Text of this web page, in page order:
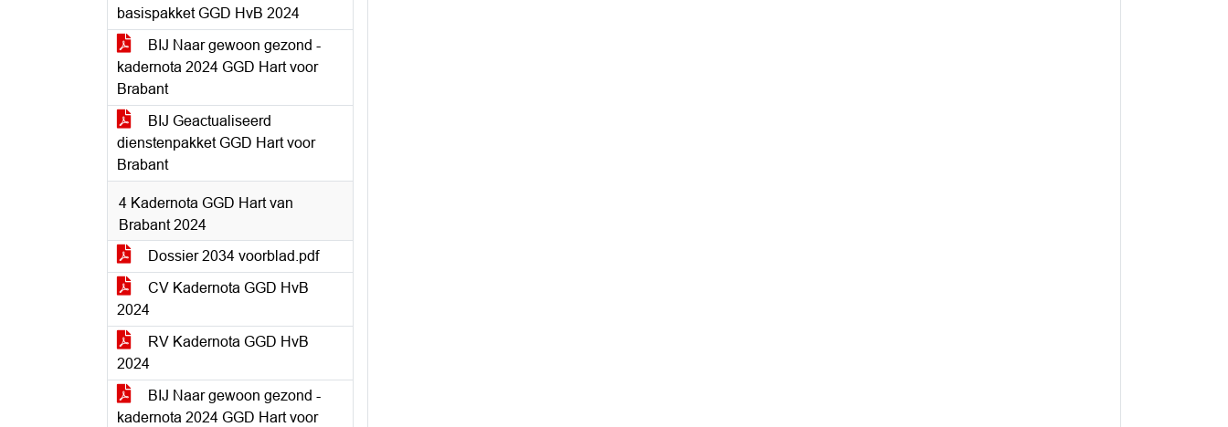
basispakket GGD HvB 2024
BIJ Naar gewoon gezond -
kadernota 2024 GGD Hart voor
Brabant
BIJ Geactualiseerd
dienstenpakket GGD Hart voor
Brabant
4 Kadernota GGD Hart van
Brabant 2024
Dossier 2034 voorblad.pdf
CV Kadernota GGD HvB
2024
RV Kadernota GGD HvB
2024
BIJ Naar gewoon gezond -
kadernota 2024 GGD Hart voor